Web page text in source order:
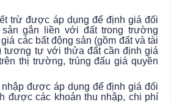
trừ được áp dụng để định giá đối
gắn liền với đất trong trường
các bất động sản (gồm đất và tài
tương tự với thửa đất cần định giá
thị trường, trúng đấu giá quyền
được áp dụng để định giá đối
được các khoản thu nhập, chi phí